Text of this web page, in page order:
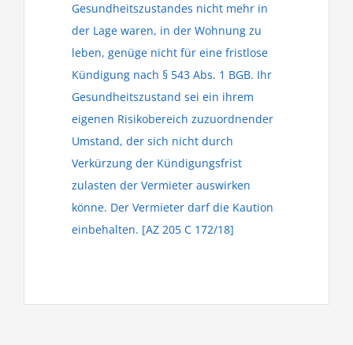
Gesundheitszustandes nicht mehr in
der Lage waren, in der Wohnung zu
leben, genüge nicht für eine fristlose
Kündigung nach § 543 Abs. 1 BGB. Ihr
Gesundheitszustand sei ein ihrem
eigenen Risikobereich zuzuordnender
Umstand, der sich nicht durch
Verkürzung der Kündigungsfrist
zulasten der Vermieter auswirken
könne. Der Vermieter darf die Kaution
einbehalten. [AZ 205 C 172/18]